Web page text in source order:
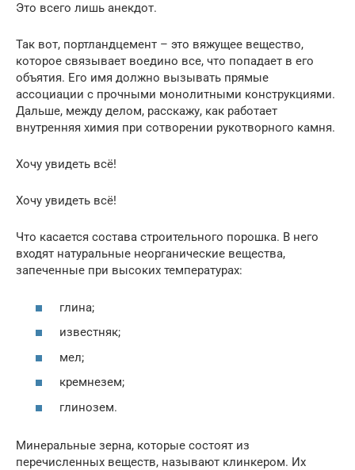
Это всего лишь анекдот.
Так вот, портландцемент – это вяжущее вещество,
которое связывает воедино все, что попадает в его
объятия. Его имя должно вызывать прямые
ассоциации с прочными монолитными конструкциями.
Дальше, между делом, расскажу, как работает
внутренняя химия при сотворении рукотворного камня.
Хочу увидеть всё!
Хочу увидеть всё!
Что касается состава строительного порошка. В него
входят натуральные неорганические вещества,
запеченные при высоких температурах:
глина;
известняк;
мел;
кремнезем;
глинозем.
Минеральные зерна, которые состоят из
перечисленных веществ, называют клинкером. Их